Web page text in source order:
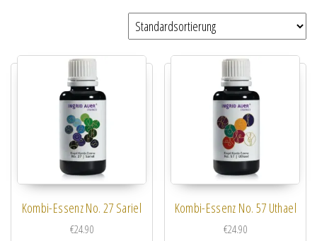
Kombi-Essenz No. 27 Sariel
€24.90
Kombi-Essenz No. 57 Uthael
€24.90